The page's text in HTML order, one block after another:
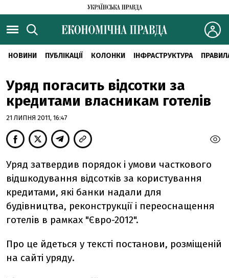
НОВИНИ ПУБЛІКАЦІЇ КОЛОНКИ ІНФРАСТРУКТУРА
Уряд погасить відсотки за
кредитами власникам готелів
21 ЛИПНЯ 2011, 16:47
Уряд затвердив порядок і умови часткового
відшкодування відсотків за користування
кредитами, які банки надали для
будівництва, реконструкції і переоснащення
готелів в рамках "Євро-2012".
Про це йдеться у тексті постанови, розміщеній
на сайті уряду.